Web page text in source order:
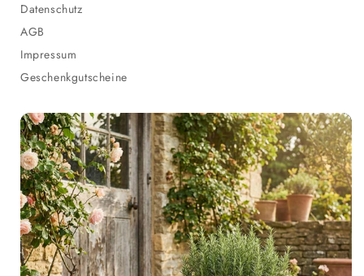
Datenschutz
AGB
Impressum
Geschenkgutscheine